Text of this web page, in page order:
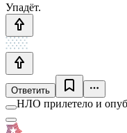
Упадёт.
Ответить
НЛО прилетело и